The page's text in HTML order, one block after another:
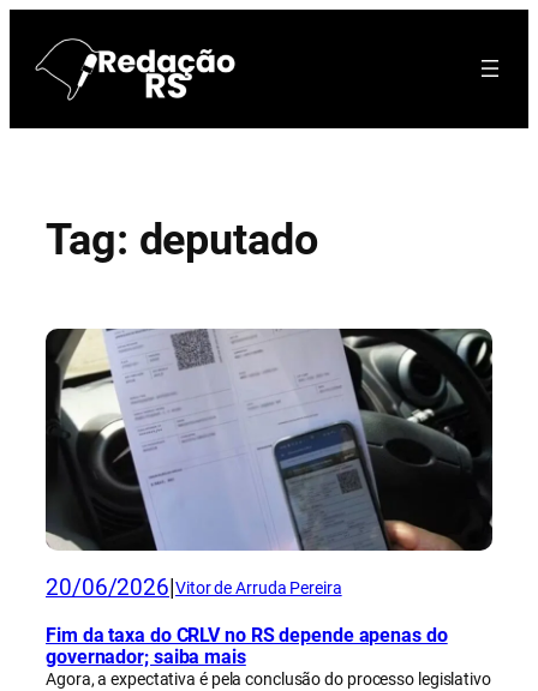
para
Tag: deputado
20/06/2026 Vitor de Arruda Pereira
Fim da taxa do CRLV no RS depende apenas do
governador; saiba mais
Agora, a expectativa é pela conclusão do processo legislativo